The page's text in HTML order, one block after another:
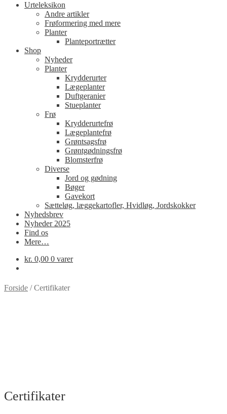
Urteleksikon
Andre artikler
Frøformering med mere
Planter
Planteportrætter
Shop
Nyheder
Planter
Krydderurter
Lægeplanter
Duftgeranier
Stueplanter
Frø
Krydderurtefrø
Lægeplantefrø
Grøntsagsfrø
Grøntgødningsfrø
Blomsterfrø
Diverse
Jord og gødning
Bøger
Gavekort
Sætteløg, læggekartofler, Hvidløg, Jordskokker
Nyhedsbrev
Nyheder 2025
Find os
Mere…
kr. 0,00 0 varer
Forside /Certifikater
Certifikater